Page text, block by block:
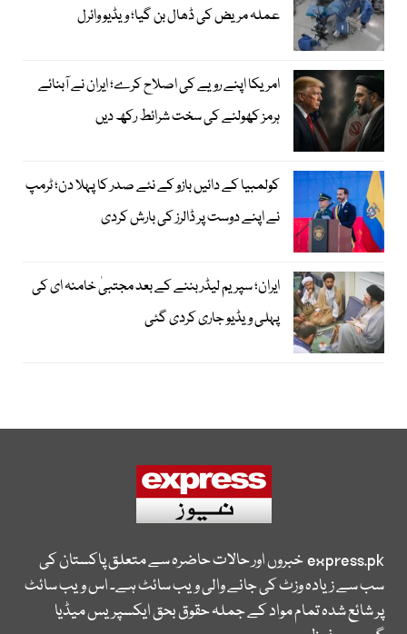
عملہ مریض کی ڈھال بن گیا؛ ویڈیو وائرل
امریکا اپنے رویے کی اصلاح کرے؛ ایران نے آبنائے
ہرمز کھولنے کی سخت شرائط رکھ دیں
کولمبیا کے دائیں بازو کے نئے صدر کا پہلا دن؛ ٹرمپ
نے اپنے دوست پر ڈالرز کی بارش کردی
ایران؛ سپریم لیڈر بننے کے بعد مجتبیٰ خامنہ ای کی
پہلی ویڈیو جاری کردی گئی
express.pkخبروں اور حالات حاضرہ سے متعلق پاکستان کی
سب سے زیادہ وزٹ کی جانے والی ویب سائٹ ہے۔ اس ویب سائٹ
پر شائع شدہ تمام مواد کے جملہ حقوق بحق ایکسپریس میڈیا